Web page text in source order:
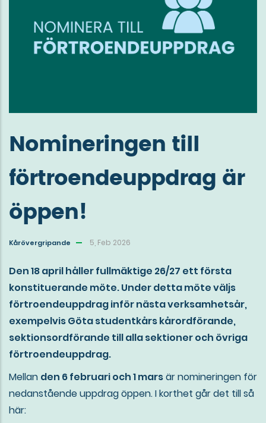
Nomineringen till
förtroendeuppdrag är
öppen!
Kårövergripande 5, Feb 2026
Den 18 april håller fullmäktige 26/27 ett första
konstituerande möte. Under detta möte väljs
förtroendeuppdrag inför nästa verksamhetsår,
exempelvis Göta studentkårs kårordförande,
sektionsordförande till alla sektioner och övriga
förtroendeuppdrag.
Mellan den 6 februari och 1 marsär nomineringen för
nedanstående uppdrag öppen. I korthet går det till så
här: